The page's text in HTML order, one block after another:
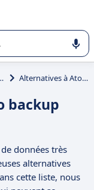
la sélection de
Alternatives à Atollo backup
backup
données très
alternatives
cette liste, nous